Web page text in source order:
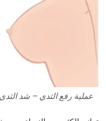
عملية رفع الثدي – شد